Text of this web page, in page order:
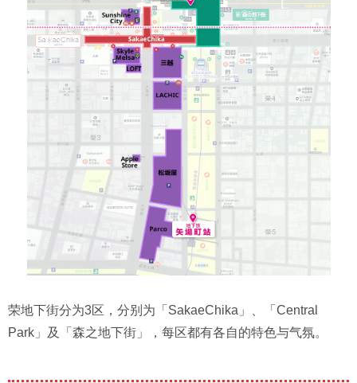
荣地下街分为3区，分别为「SakaeChika」、「Central
Park」及「森之地下街」，每区都有各自的特色与气氛。